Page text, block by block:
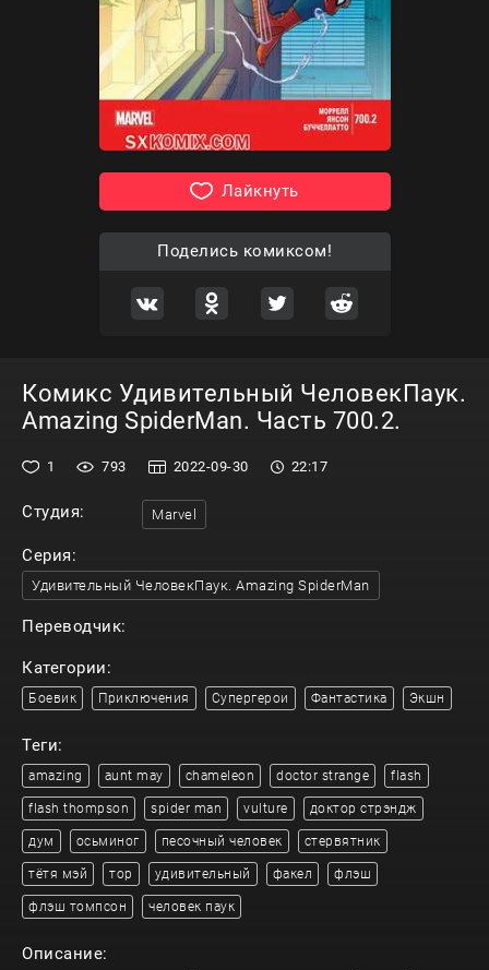
Лайкнуть
Поделись комиксом!
Комикс Удивительный ЧеловекПаук.
Amazing SpiderMan. Часть 700.2.
1 793 2022-09-30 22:17
Студия: Marvel
Серия:
Удивительный ЧеловекПаук. Amazing SpiderMan
Переводчик:
Категории:
Боевик Приключения Супергерои Фантастика Экшн
Теги:
amazing aunt may chameleon doctor strange flash
flash thompson spider man vulture доктор стрэндж
дум осьминог песочный человек стервятник
тётя мэй тор удивительный факел флэш
флэш томпсон человек паук
Описание: